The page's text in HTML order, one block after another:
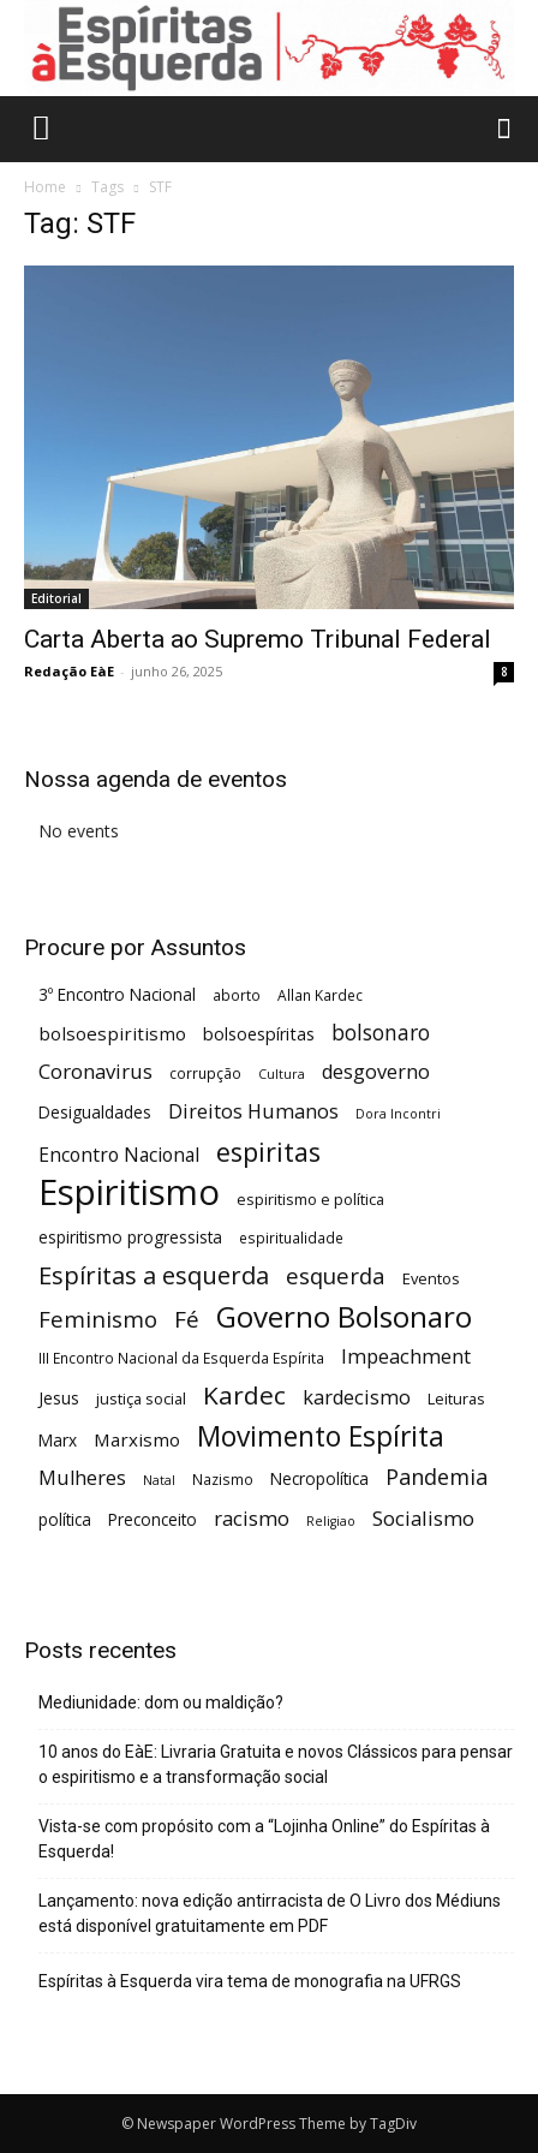
Home Tags STF
Tag: STF
Editorial
Carta Aberta ao Supremo Tribunal Federal
Redação EàE - junho 26, 2025 8
Nossa agenda de eventos
No events
Procure por Assuntos
3º Encontro Nacional aborto Allan Kardec
bolsoespiritismo bolsoespíritas bolsonaro
Coronavirus corrupção Cultura desgoverno
Desigualdades Direitos Humanos Dora Incontri
Encontro Nacional espiritas
Espiritismo espiritismo e política
espiritismo progressista espiritualidade
Espíritas a esquerda esquerda Eventos
Feminismo Fé Governo Bolsonaro
III Encontro Nacional da Esquerda Espírita Impeachment
Jesus justiça social Kardec kardecismo Leituras
Marx Marxismo Movimento Espírita
Mulheres Natal Nazismo Necropolítica Pandemia
política Preconceito racismo Religiao Socialismo
Posts recentes
Mediunidade: dom ou maldição?
10 anos do EàE: Livraria Gratuita e novos Clássicos para pensar
o espiritismo e a transformação social
Vista-se com propósito com a “Lojinha Online” do Espíritas à
Esquerda!
Lançamento: nova edição antirracista de O Livro dos Médiuns
está disponível gratuitamente em PDF
Espíritas à Esquerda vira tema de monografia na UFRGS
© Newspaper WordPress Theme by TagDiv